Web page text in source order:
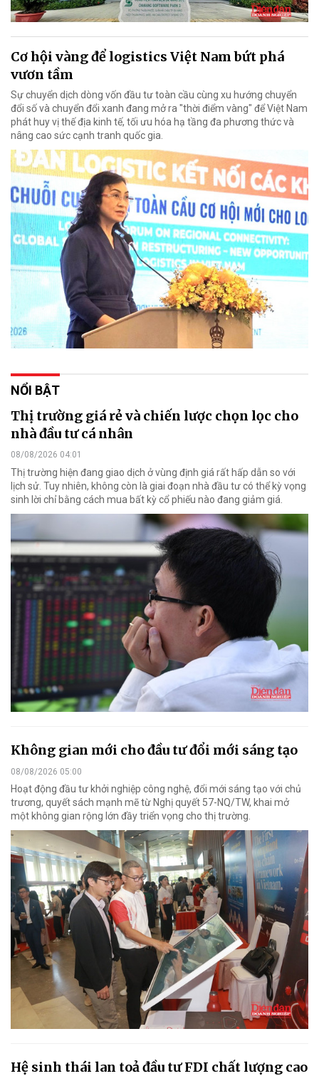
Cơ hội vàng để logistics Việt Nam bứt phá
vươn tầm
Sự chuyển dịch dòng vốn đầu tư toàn cầu cùng xu hướng chuyển
đổi số và chuyển đổi xanh đang mở ra "thời điểm vàng" để Việt Nam
phát huy vị thế địa kinh tế, tối ưu hóa hạ tầng đa phương thức và
nâng cao sức cạnh tranh quốc gia.
NỔI BẬT
Thị trường giá rẻ và chiến lược chọn lọc cho
nhà đầu tư cá nhân
08/08/2026 04:01
Thị trường hiện đang giao dịch ở vùng định giá rất hấp dẫn so với
lịch sử. Tuy nhiên, không còn là giai đoạn nhà đầu tư có thể kỳ vọng
sinh lời chỉ bằng cách mua bất kỳ cổ phiếu nào đang giảm giá.
Không gian mới cho đầu tư đổi mới sáng tạo
08/08/2026 05:00
Hoạt động đầu tư khởi nghiệp công nghệ, đổi mới sáng tạo với chủ
trương, quyết sách mạnh mẽ từ Nghị quyết 57-NQ/TW, khai mở
một không gian rộng lớn đầy triển vọng cho thị trường.
Hệ sinh thái lan toả đầu tư FDI chất lượng cao